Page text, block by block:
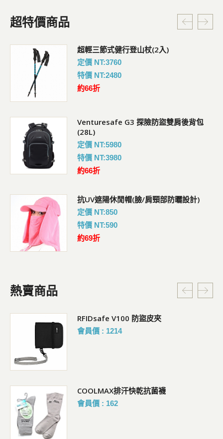
超特價商品
超輕三節式健行登山杖(2入)
定價 NT:3760
特價 NT:2480
約66折
Venturesafe G3 探險防盜雙肩後背包
(28L)
定價 NT:5980
特價 NT:3980
約66折
抗UV遮陽休閒帽(臉/肩頸部防曬設計)
定價 NT:850
特價 NT:590
約69折
熱賣商品
RFIDsafe V100 防盜皮夾
會員價 : 1214
COOLMAX排汗快乾抗菌襪
會員價 : 162